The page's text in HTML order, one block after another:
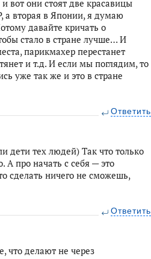
вот они стоят две красавицы
а вторая в Японии, я думаю
давайте кричать о
стало в стране лучше… И
парикмахер перестанет
и т.д. И если мы поглядим, то
уже так же и это в стране
Ответить
дети тех людей) Так что только
А про начать с себя — это
сделать ничего не сможешь,
Ответить
что делают не через